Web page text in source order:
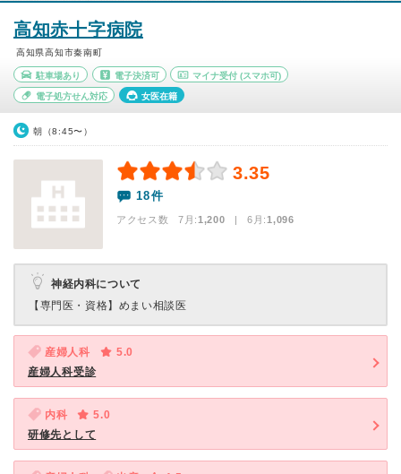
高知赤十字病院
高知県高知市秦南町
駐車場あり 電子決済可 マイナ受付 (スマホ可)
電子処方せん対応 女医在籍
朝（8:45〜）
3.35
18件
アクセス数 7月:1,200 | 6月:1,096
神経内科について
【専門医・資格】 めまい相談医
産婦人科
5.0
産婦人科受診
内科
5.0
研修先として